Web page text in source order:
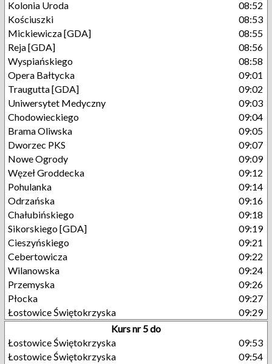
Kolonia Uroda
08:52
Kościuszki
08:53
Mickiewicza [GDA]
08:55
Reja [GDA]
08:56
Wyspiańskiego
08:58
Opera Bałtycka
09:01
Traugutta [GDA]
09:02
Uniwersytet Medyczny
09:03
Chodowieckiego
09:04
Brama Oliwska
09:05
Dworzec PKS
09:07
Nowe Ogrody
09:09
Węzeł Groddecka
09:12
Pohulanka
09:14
Odrzańska
09:16
Chałubińskiego
09:18
Sikorskiego [GDA]
09:19
Cieszyńskiego
09:21
Cebertowicza
09:22
Wilanowska
09:24
Przemyska
09:26
Płocka
09:27
Łostowice Świętokrzyska
09:29
Kurs nr 5 do
Łostowice Świętokrzyska
09:53
Łostowice Świętokrzyska
09:54